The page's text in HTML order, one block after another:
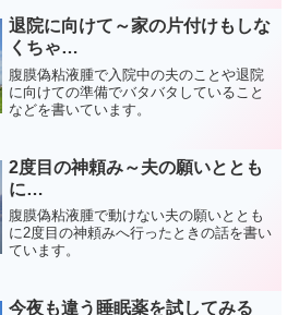
退院に向けて～家の片付けもしな
くちゃ…
腹膜偽粘液腫で入院中の夫のことや退院
に向けての準備でバタバタしていること
などを書いています。
2度目の神頼み～夫の願いととも
に…
腹膜偽粘液腫で動けない夫の願いととも
に2度目の神頼みへ行ったときの話を書い
ています。
今夜も違う睡眠薬を試してみる